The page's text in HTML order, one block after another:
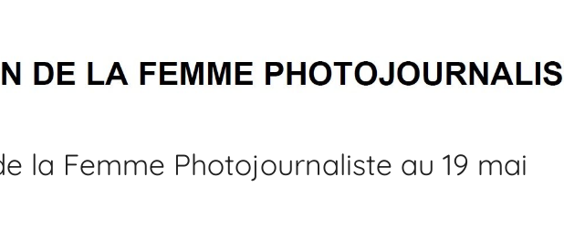
la Femme Photojournaliste au 19 mai